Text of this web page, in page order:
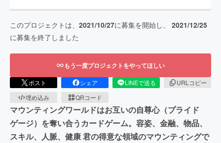
このプロジェクトは、 2021/10/27に募集を開始し、 2021/12/25
に募集を終了しました
もう一度プロジェクトをやってほしい
ポスト シェア LINEで送る
URLコピー
埋め込み
QRコード
マウンティングワールドはお互いの自尊心（プライド
ゲージ）を奪い合うカードゲーム。容姿、金融、物品、
スキル、人脈、健康 君の得意な領域のマウンティングで